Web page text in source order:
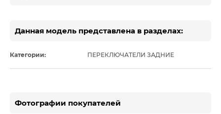
Данная модель представлена в разделах:
Категории: ПЕРЕКЛЮЧАТЕЛИ ЗАДНИЕ
Фотографии покупателей